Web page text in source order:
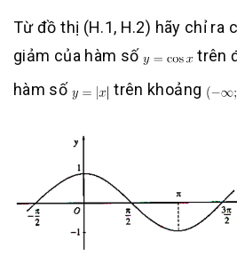
Từ đồ thị (H.1, H.2) hãy chỉ ra
giảm của hàm số
trên
hàm số
trên khoảng